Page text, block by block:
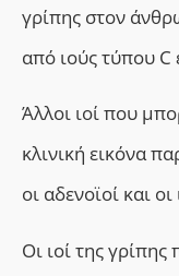
γρίπης στον
από ιούς τύπου C
Άλλοι ιοί που
κλινική εικόνα
οι αδενοϊοί και
Οι ιοί της